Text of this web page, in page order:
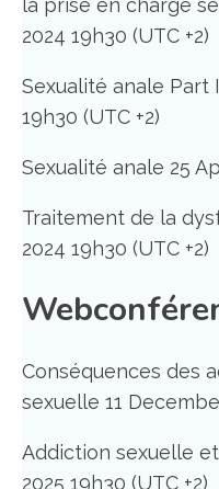
la prise en charge
2024 19h30 (UTC +2)
Sexualité anale Part
19h30 (UTC +2)
Sexualité anale 25
Traitement de la
2024 19h30 (UTC +2)
Conséquences des
sexuelle 11
Addiction sexuelle
2025 19h30 (UTC +2)